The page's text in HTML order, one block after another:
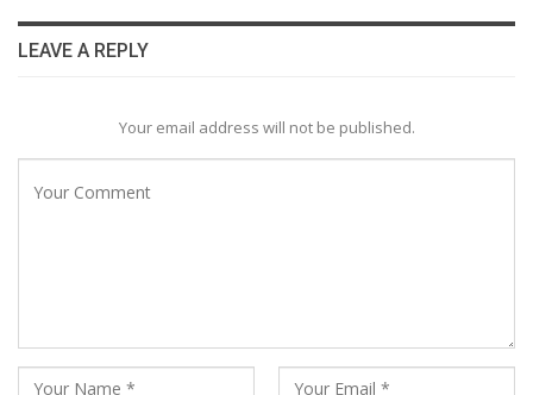
LEAVE A REPLY
Your email address will not be published.